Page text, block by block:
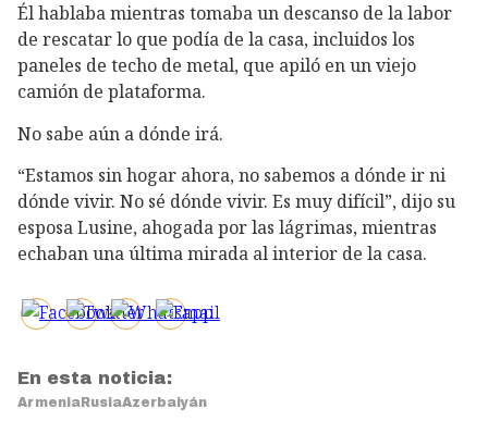
Él hablaba mientras tomaba un descanso de la labor
de rescatar lo que podía de la casa, incluidos los
paneles de techo de metal, que apiló en un viejo
camión de plataforma.
No sabe aún a dónde irá.
“Estamos sin hogar ahora, no sabemos a dónde ir ni
dónde vivir. No sé dónde vivir. Es muy difícil”, dijo su
esposa Lusine, ahogada por las lágrimas, mientras
echaban una última mirada al interior de la casa.
En esta noticia:
Armenia RusiaAzerbaiyán